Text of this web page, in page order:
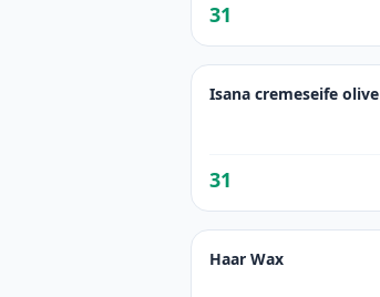
31
Isana cremeseife olive
31
Haar Wax